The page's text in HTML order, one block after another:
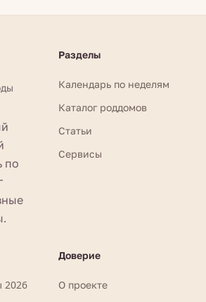
по
Разделы
Календарь по неделям
Каталог роддомов
Статьи
Сервисы
2026
Доверие
О проекте